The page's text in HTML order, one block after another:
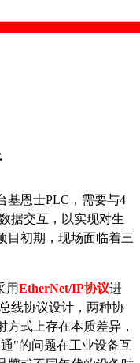
基恩士PLC，需要与4
据交互，以实现对生
目初期，现场面临着三
用EtherNet/IP协议进
线协议设计，两种协
式上存在本质差异，
"的问题在工业设备互